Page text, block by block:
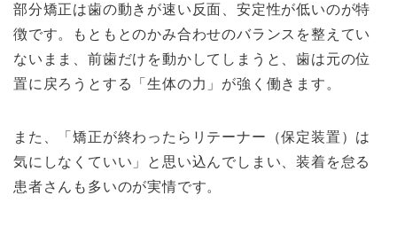
部分矯正は歯の動きが速い反面、安定性が低いのが特
徴です。もともとのかみ合わせのバランスを整えてい
ないまま、前歯だけを動かしてしまうと、歯は元の位
置に戻ろうとする「生体の力」が強く働きます。
また、「矯正が終わったらリテーナー（保定装置）は
気にしなくていい」と思い込んでしまい、装着を怠る
患者さんも多いのが実情です。